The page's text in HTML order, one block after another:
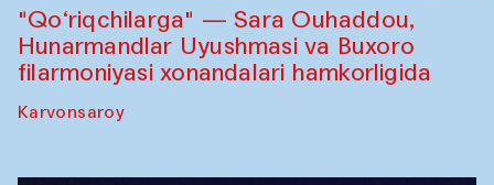
"Qo‘riqchilarga" — Sara Ouhaddou,
Hunarmandlar Uyushmasi va Buxoro
filarmoniyasi xonandalari hamkorligida
Karvonsaroy